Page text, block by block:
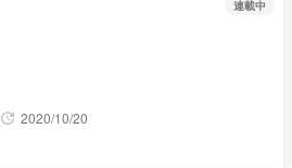
連載中
update 2020/10/20